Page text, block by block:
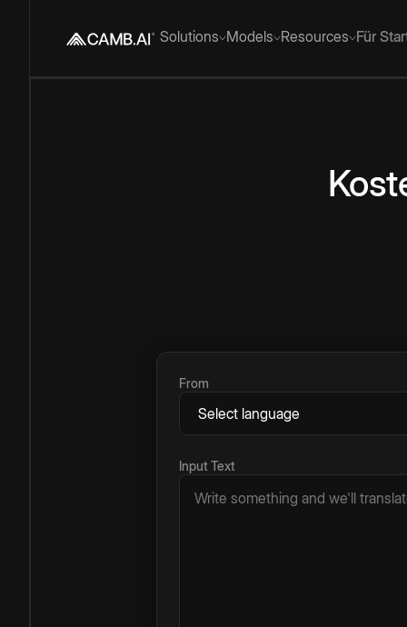
Solutions Models Resources Für
From
Input Text